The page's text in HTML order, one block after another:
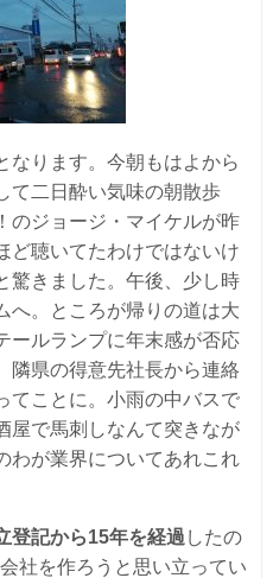
なります。今朝もはよから
て二日酔い気味の朝散歩
のジョージ・マイケルが昨
ど聴いてたわけではないけ
驚きました。午後、少し時
へ。ところが帰りの道は大
ールランプに年末感が否応
隣県の得意先社長から連絡
てことに。小雨の中バスで
屋で馬刺しなんて突きなが
わが業界についてあれこれ
登記から15年を経過 したの
社を作ろうと思い立ってい